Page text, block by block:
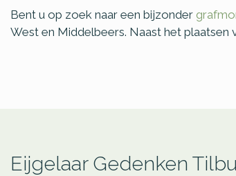
Bent u op zoek naar een bijzonder
West en Middelbeers. Naast het
Eijgelaar Gedenken